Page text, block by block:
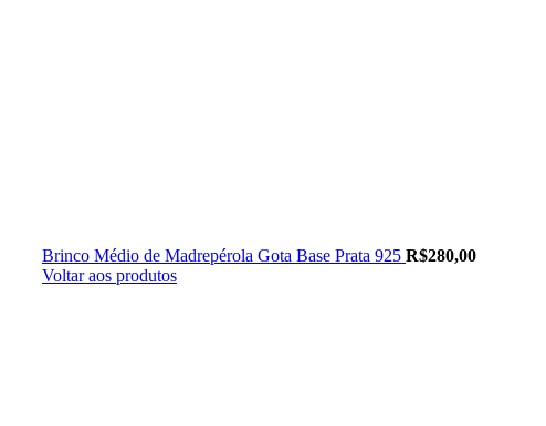
Brinco Médio de Madrepérola Gota Base Prata 925 R$280,00
Voltar aos produtos